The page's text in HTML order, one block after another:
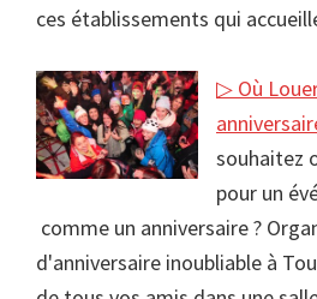
ces établissements qui
▷ Où
souhaitez
pour un
comme un anniversaire ?
d'anniversaire inoubliable à